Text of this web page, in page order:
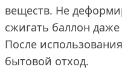
веществ. Не
сжигать баллон
После
бытовой отход.